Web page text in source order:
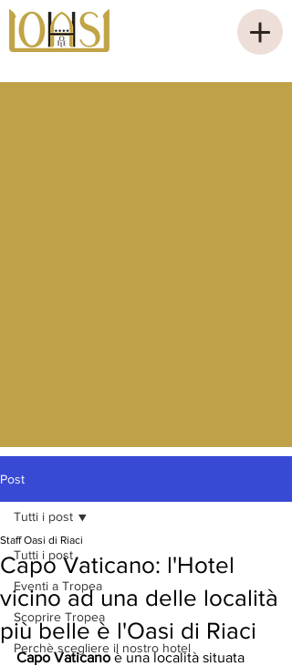
Post
Tutti i post
Eventi a Tropea
Scoprire Tropea
Perchè scegliere il nostro hotel
Tutti i post
Capo Vaticano: l'Hotel
vicino ad una delle località
più belle è l'Oasi di Riaci
Staff Oasi di Riaci
Capo Vaticano è una località situata